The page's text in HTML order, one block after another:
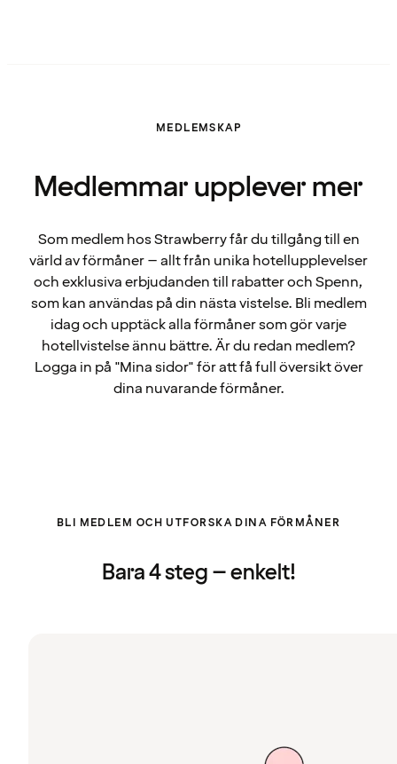
MEDLEMSKAP
Medlemmar upplever mer
Som medlem hos Strawberry får du tillgång till en
värld av förmåner – allt från unika hotellupplevelser
och exklusiva erbjudanden till rabatter och Spenn,
som kan användas på din nästa vistelse. Bli medlem
idag och upptäck alla förmåner som gör varje
hotellvistelse ännu bättre. Är du redan medlem?
Logga in på "Mina sidor" för att få full översikt över
dina nuvarande förmåner.
BLI MEDLEM OCH UTFORSKA DINA FÖRMÅNER
Bara 4 steg – enkelt!